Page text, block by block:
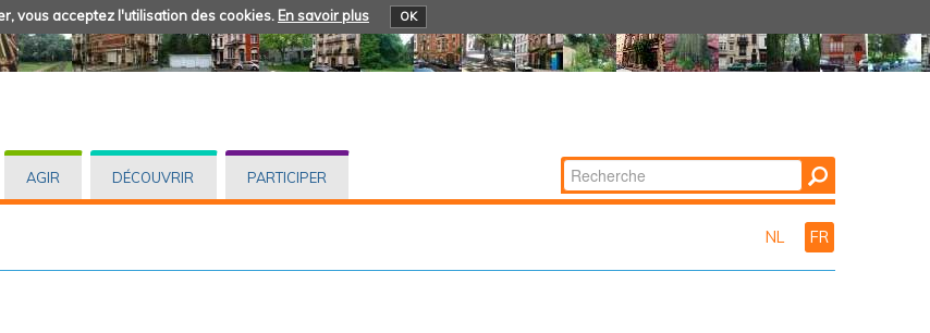
vous acceptez l'utilisation des cookies. En savoir plus OK
AGIR DÉCOUVRIR PARTICIPER Chercher par
Recherche
NL FR